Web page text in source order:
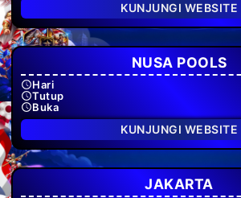
KUNJUNGI WEBSITE
NUSA POOLS
Hari
Tutup
Buka
KUNJUNGI WEBSITE
JAKARTA